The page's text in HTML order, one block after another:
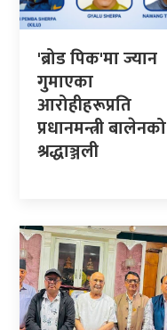
'ब्रोड पिक'मा ज्यान
गुमाएका
आरोहीहरूप्रति
प्रधानमन्त्री बालेनको
श्रद्धाञ्जली